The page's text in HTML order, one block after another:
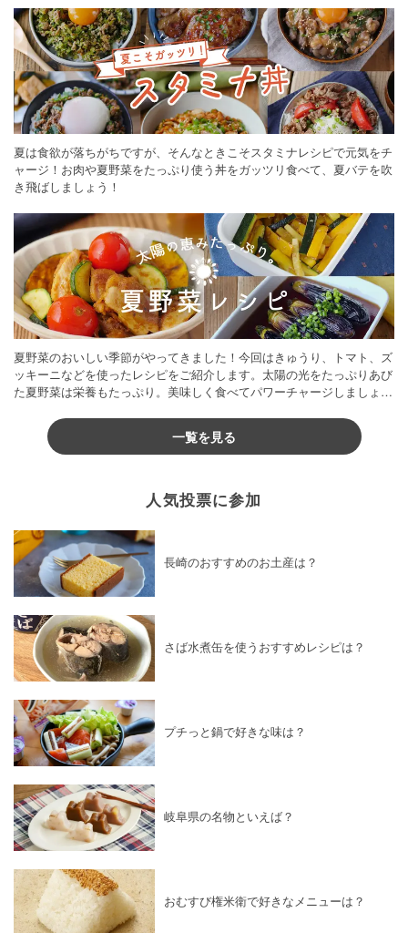
夏は食欲が落ちがちですが、そんなときこそスタミナレシピで元気をチ
ャージ！お肉や夏野菜をたっぷり使う丼をガッツリ食べて、夏バテを吹
き飛ばしましょう！
夏野菜のおいしい季節がやってきました！今回はきゅうり、トマト、ズ
ッキーニなどを使ったレシピをご紹介します。太陽の光をたっぷりあび
た夏野菜は栄養もたっぷり。美味しく食べてパワーチャージしましょう
一覧を見る
人気投票に参加
長崎のおすすめのお土産は？
さば水煮缶を使うおすすめレシピは？
プチっと鍋で好きな味は？
岐阜県の名物といえば？
おむすび権米衛で好きなメニューは？